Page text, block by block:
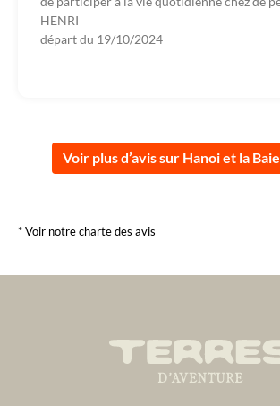
HENRI
départ du 19/10/2024
Voir plus d’avis sur Hanoi et la
* Voir notre charte des avis